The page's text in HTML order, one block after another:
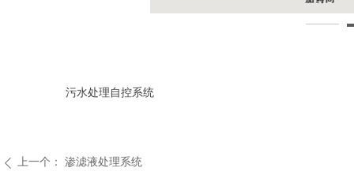
ꄴ 上一个： 渗滤液处理系统
污水处理自控系统